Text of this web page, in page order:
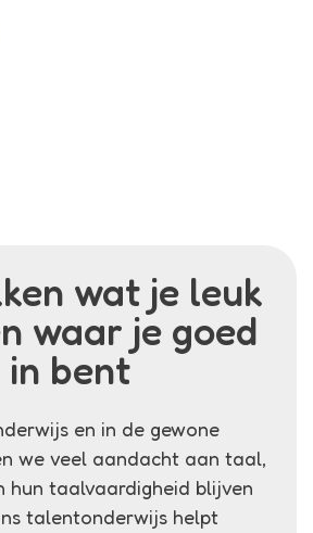
wat je leuk
waar je goed
in bent
en in de gewone
we veel aandacht aan taal,
hun taalvaardigheid blijven
talentonderwijs helpt